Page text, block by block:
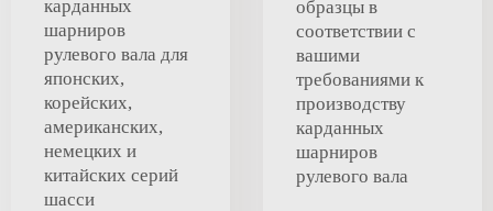
карданных
шарниров
рулевого вала для
японских,
корейских,
американских,
немецких и
китайских серий
шасси
образцы в
соответствии с
вашими
требованиями к
производству
карданных
шарниров
рулевого вала